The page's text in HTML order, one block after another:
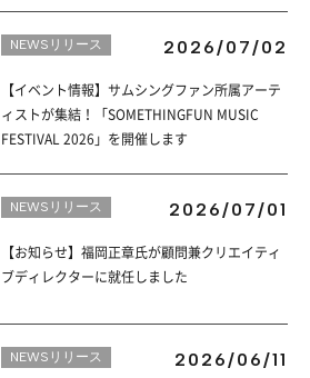
NEWSリリース 2026/07/02
【イベント情報】サムシングファン所属アーテ
ィストが集結！「SOMETHINGFUN MUSIC
FESTIVAL 2026」を開催します
NEWSリリース 2026/07/01
【お知らせ】福岡正章氏が顧問兼クリエイティ
ブディレクターに就任しました
NEWSリリース 2026/06/11